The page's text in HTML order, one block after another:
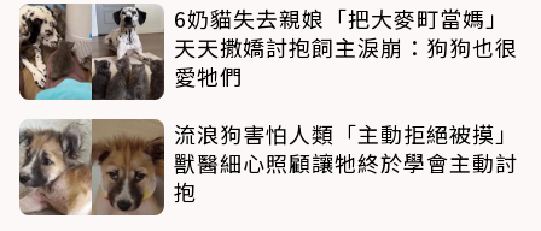
6奶貓失去親娘「把大麥町當媽」
天天撒嬌討抱飼主淚崩：狗狗也很
愛牠們
流浪狗害怕人類「主動拒絕被摸」
獸醫細心照顧讓牠終於學會主動討
抱